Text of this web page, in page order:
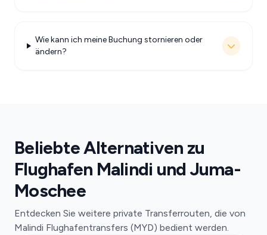
Wie kann ich meine Buchung stornieren oder
ändern?
Beliebte Alternativen zu
Flughafen Malindi und Juma-
Moschee
Entdecken Sie weitere private Transferrouten, die von
Malindi Flughafentransfers (MYD) bedient werden.